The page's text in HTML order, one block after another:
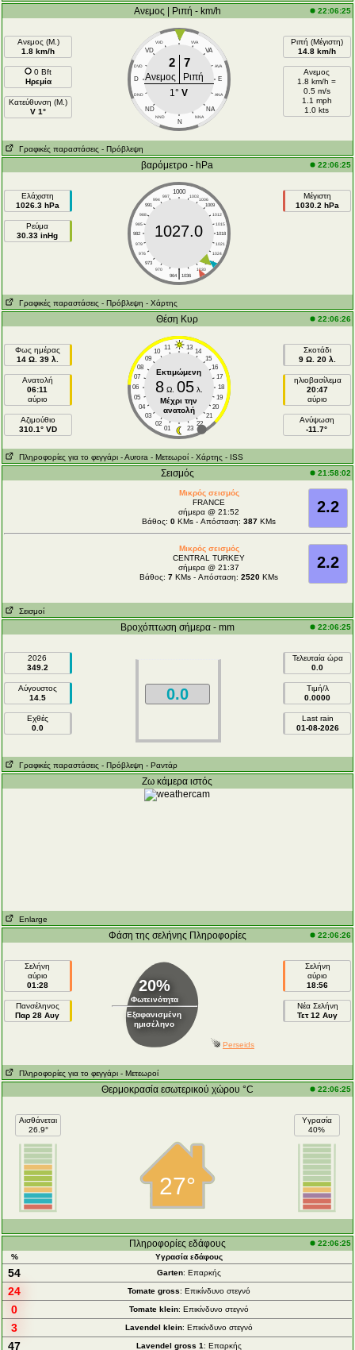
Ανεμος | Ριπή - km/h 22:06:25
Ανεμος (Μ.)
1.8 km/h
0 Bft
Ηρεμία
Κατεύθυνση (Μ.)
V 1°
V
VVD VVA
VD VA
DVD AVA
D E
DND ANA
ND NA
NND NNA
N
2 7
Ανεμος
Ριπή
1°V
Ριπή (Μέγιστη)
14.8 km/h
Ανεμος
1.8 km/h =
0.5 m/s
1.1 mph
1.0 kts
Γραφικές παραστάσεις - Πρόβλεψη
βαρόμετρο - hPa 22:06:25
Ελάχιστη
1026.3 hPa
Ρεύμα
30.33 inHg
1000
997 1003
994
1006
991
1009
988
1012
985
1015
982
1018
979
1021
976
1024
973
1027
970
1030
|
964 1036
1027.0
Μέγιστη
1030.2 hPa
Γραφικές παραστάσεις - Πρόβλεψη - Χάρτης
Θέση Κυρ 22:06:26
Φως ημέρας
14 Ω. 39 λ.
Ανατολή
06:11
αύριο
Aζιμούθιο
310.1° VD
11 13
10
14
09
15
08
16
07
17
06
18
05
19
04
20
03
21
02
22
01 23
Εκτιμώμενη
8Ω. 05λ.
Μέχρι την
ανατολή
Σκοτάδι
9 Ω. 20 λ.
ηλιοβασίλεμα
20:47
αύριο
Ανύψωση
-11.7°
Πληροφορίες για το φεγγάρι - Αυrora - Μετεωροί - Χάρτης - ISS
Σεισμός 21:58:02
2.2
Μικρός σεισμός
FRANCE
σήμερα @ 21:52
Βάθος:0 KMs - Απόσταση:387 KMs
2.2
Μικρός σεισμός
CENTRAL TURKEY
σήμερα @ 21:37
Βάθος:7 KMs - Απόσταση:2520 KMs
Σεισμοί
Βροχόπτωση σήμερα - mm 22:06:25
2026
349.2
Αύγουστος
14.5
Εχθές
0.0
0.0
Τελευταία ώρα
0.0
Τιμή/λ
0.0000
Last rain
01-08-2026
Γραφικές παραστάσεις - Πρόβλεψη - Ραντάρ
Ζω κάμερα ιστός
Enlarge
Φάση της σελήνης Πληροφορίες 22:06:26
Σελήνη
αύριο
01:28
Πανσέληνος
Παρ 28 Αυγ
20%
Φωτεινότητα
Εξαφανισμένη
ημισέληνο
Σελήνη
αύριο
18:56
Νέα Σελήνη
Τετ 12 Αυγ
Perseids
Πληροφορίες για το φεγγάρι - Μετεωροί
Θερμοκρασία εσωτερικού χώρου °C 22:06:25
Αισθάνεται
26.9°
27°
Υγρασία
40%
Πληροφορίες εδάφους
22:06:25
%
Υγρασία εδάφους
54 Garten: Επαρκής
24 Tomate gross: Επικίνδυνο στεγνό
0 Tomate klein: Επικίνδυνο στεγνό
3 Lavendel klein: Επικίνδυνο στεγνό
47 Lavendel gross 1 : Επαρκής